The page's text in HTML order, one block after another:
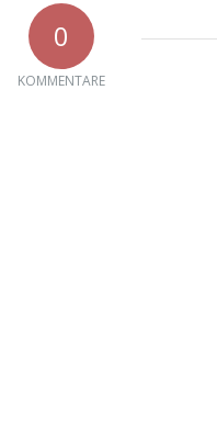
0
KOMMENTARE